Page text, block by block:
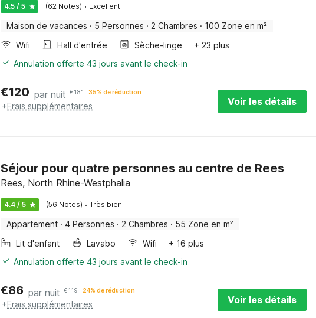
4.5 / 5 (62 Notes) · Excellent
Maison de vacances · 5 Personnes · 2 Chambres · 100 Zone en m²
Wifi
Hall d'entrée Sèche-linge
+ 23 plus
Annulation offerte 43 jours avant le check-in
€120 par nuit €181 35% de réduction
+Frais supplémentaires Voir les détails
Séjour pour quatre personnes au centre de Rees
Rees, North Rhine-Westphalia
4.4 / 5 (56 Notes) · Très bien
Appartement · 4 Personnes · 2 Chambres · 55 Zone en m²
Lit d'enfant
Lavabo Wifi
+ 16 plus
Annulation offerte 43 jours avant le check-in
€86 par nuit €119 24% de réduction
+Frais supplémentaires Voir les détails